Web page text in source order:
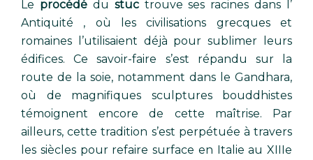
Le procédédu stuctrouve ses racines dans l’
Antiquité , où les civilisations grecques et
romaines l’utilisaient déjà pour sublimer leurs
édifices. Ce savoir-faire s’est répandu sur la
route de la soie, notamment dans le Gandhara,
où de magnifiques sculptures bouddhistes
témoignent encore de cette maîtrise. Par
ailleurs, cette tradition s’est perpétuée à travers
les siècles pour refaire surface en Italie au XIIIe